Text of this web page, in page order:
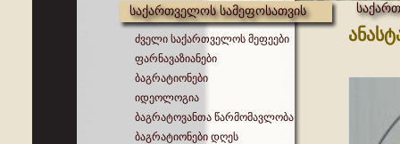
საქართველოს სამეფოსათვის
ძველი საქართველოს მეფეები
ფარნავაზიანები
ბაგრატიონები
იდეოლოგია
ბაგრატოვანთა წარმომავლობა
ბაგრატიონები დღეს